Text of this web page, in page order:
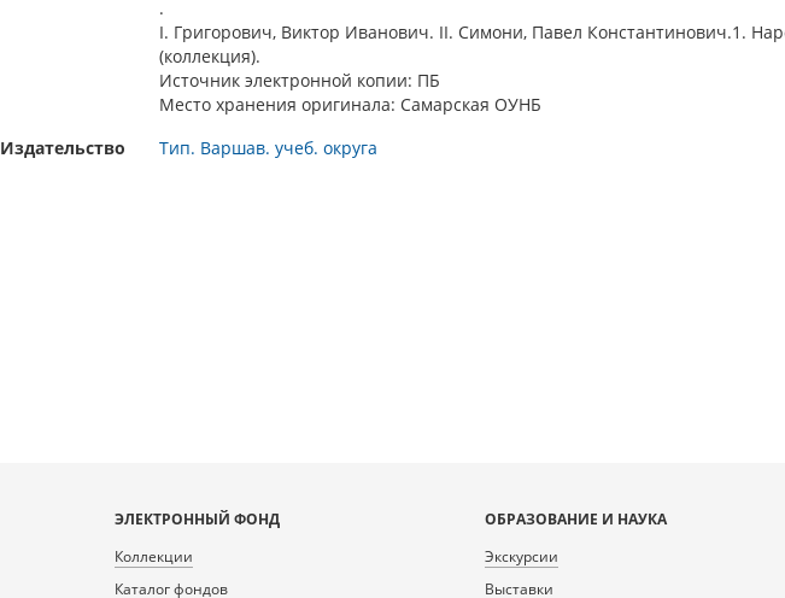
.
I. Григорович, Виктор Иванович. II. Симони, Павел Константинович.1.
(коллекция).
Источник электронной копии: ПБ
Место хранения оригинала: Самарская ОУНБ
Издательство
Тип. Варшав. учеб. округа
ЭЛЕКТРОННЫЙ ФОНД
Коллекции
Каталог фондов
ОБРАЗОВАНИЕ И НАУКА
Экскурсии
Выставки